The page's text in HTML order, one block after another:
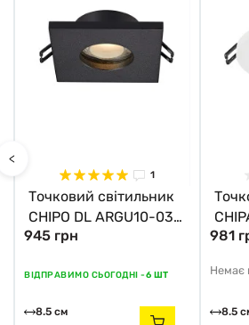
<
1
Точковий світильник
CHIPO DL ARGU10-032
Zuma Line
945 грн
ВІДПРАВИМО СЬОГОДНІ -6 ШТ
8.5 см
981
Немає
8.5